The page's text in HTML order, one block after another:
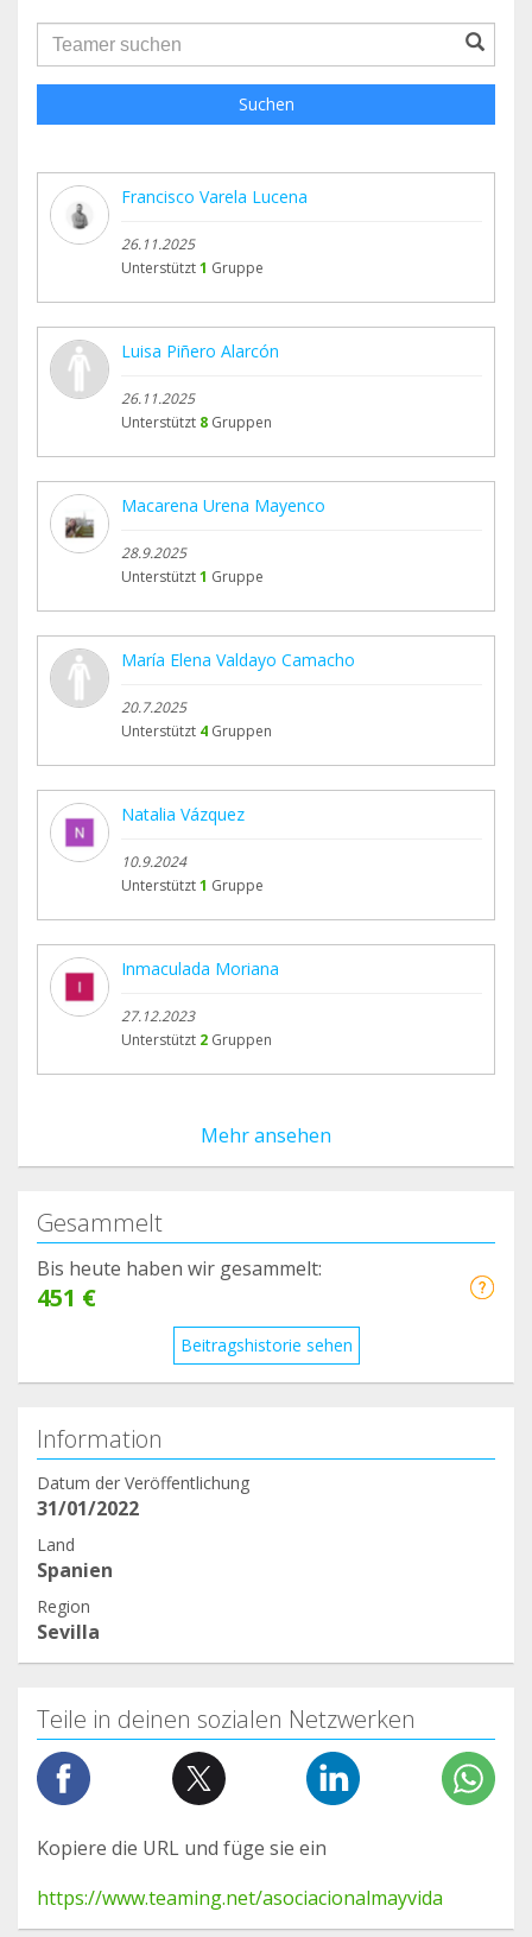
groupProfile.searchForm.search.text???
Suchen
Francisco Varela Lucena
26.11.2025
Unterstützt1 Gruppe
Luisa Piñero Alarcón
26.11.2025
Unterstützt 8 Gruppen
Macarena Urena Mayenco
28.9.2025
Unterstützt1 Gruppe
María Elena Valdayo Camacho
20.7.2025
Unterstützt 4 Gruppen
Natalia Vázquez
10.9.2024
Unterstützt1 Gruppe
Inmaculada Moriana
27.12.2023
Unterstützt 2 Gruppen
Mehr ansehen
Gesammelt
Bis heute haben wir gesammelt:
451 €
Beitragshistorie sehen
Information
Datum der Veröffentlichung
31/01/2022
Land
Spanien
Region
Sevilla
Teile in deinen sozialen Netzwerken
Kopiere die URL und füge sie ein
https://www.teaming.net/asociacionalmayvida